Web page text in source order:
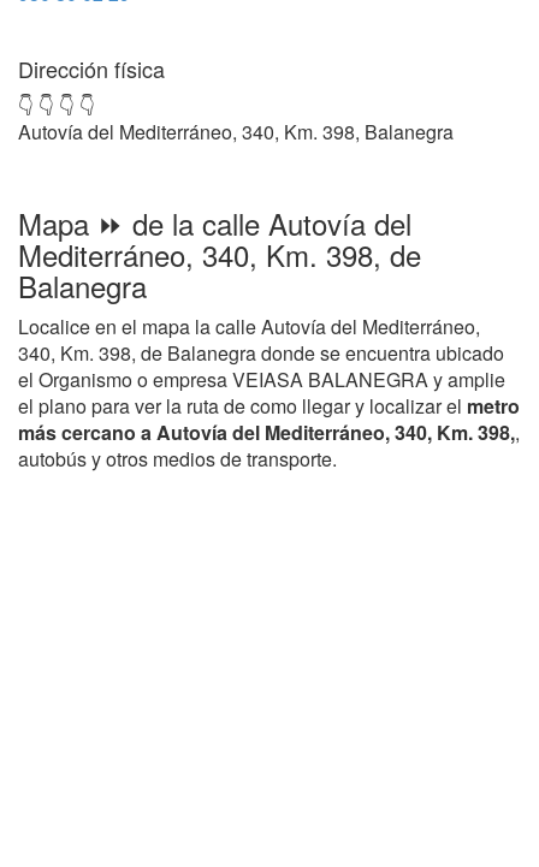
Dirección física
👇 👇 👇 👇
Autovía del Mediterráneo, 340, Km. 398, Balanegra
Mapa ⏩ de la calle Autovía del
Mediterráneo, 340, Km. 398, de
Balanegra
Localice en el mapa la calle Autovía del Mediterráneo,
340, Km. 398, de Balanegra donde se encuentra ubicado
el Organismo o empresa VEIASA BALANEGRA y amplie
el plano para ver la ruta de como llegar y localizar el metro
más cercano a Autovía del Mediterráneo, 340, Km. 398,,
autobús y otros medios de transporte.